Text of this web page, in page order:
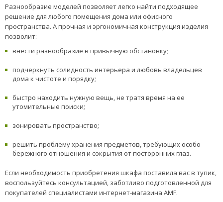
Разнообразие моделей позволяет легко найти подходящее
решение для любого помещения дома или офисного
пространства. А прочная и эргономичная конструкция изделия
позволит:
внести разнообразие в привычную обстановку;
подчеркнуть солидность интерьера и любовь владельцев
дома к чистоте и порядку;
быстро находить нужную вещь, не тратя время на ее
утомительные поиски;
зонировать пространство;
решить проблему хранения предметов, требующих особо
бережного отношения и сокрытия от посторонних глаз.
Если необходимость приобретения шкафа поставила вас в тупик,
воспользуйтесь консультацией, заботливо подготовленной для
покупателей специалистами интернет-магазина AMF.